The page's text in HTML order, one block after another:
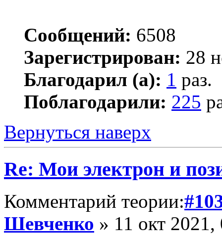
Сообщений: 6508
Зарегистрирован: 28
Благодарил (а): 1 раз.
Поблагодарили: 225
Вернуться наверх
Re: Мои электрон и
Комментарий теории:
Шевченко » 11 окт 2021,